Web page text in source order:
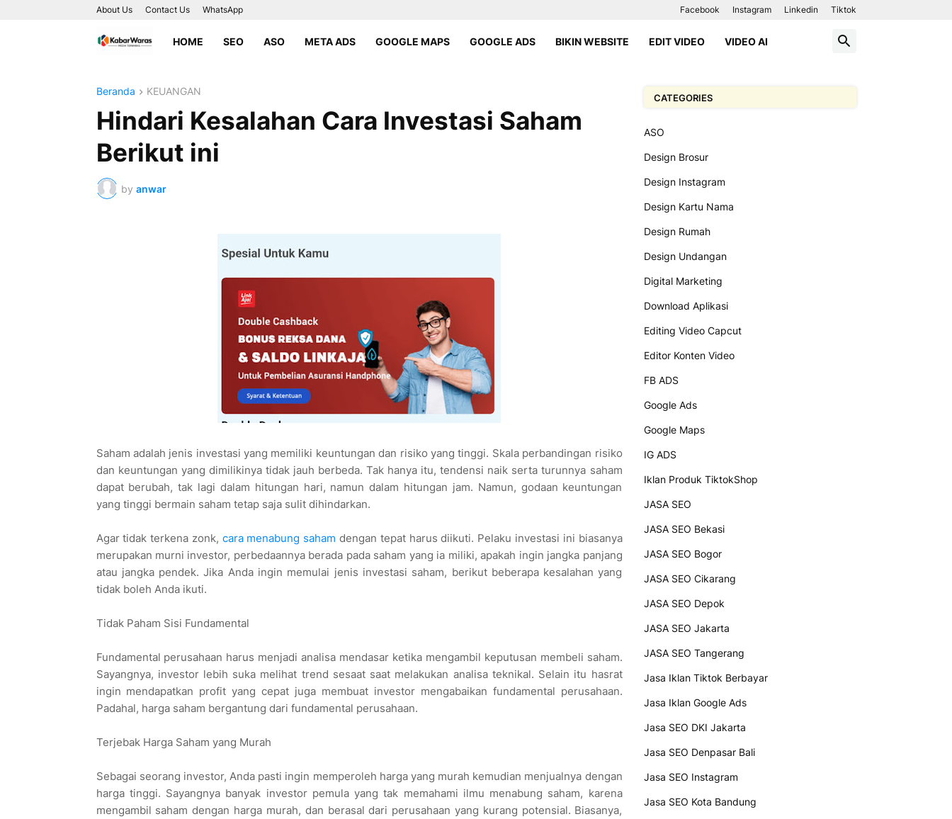
About Us Contact Us WhatsApp Facebook Instagram Linkedin Tiktok
HOME SEO ASO META ADS GOOGLE MAPS GOOGLE ADS BIKIN WEBSITE EDIT VIDEO VIDEO AI
Beranda KEUANGAN
Hindari Kesalahan Cara Investasi Saham
Berikut ini
by anwar
Saham adalah jenis investasi yang memiliki keuntungan dan risiko yang tinggi. Skala perbandingan risiko
dan keuntungan yang dimilikinya tidak jauh berbeda. Tak hanya itu, tendensi naik serta turunnya saham
dapat berubah, tak lagi dalam hitungan hari, namun dalam hitungan jam. Namun, godaan keuntungan
yang tinggi bermain saham tetap saja sulit dihindarkan.
Agar tidak terkena zonk, cara menabung saham dengan tepat harus diikuti. Pelaku investasi ini biasanya
merupakan murni investor, perbedaannya berada pada saham yang ia miliki, apakah ingin jangka panjang
atau jangka pendek. Jika Anda ingin memulai jenis investasi saham, berikut beberapa kesalahan yang
tidak boleh Anda ikuti.
Tidak Paham Sisi Fundamental
Fundamental perusahaan harus menjadi analisa mendasar ketika mengambil keputusan membeli saham.
Sayangnya, investor lebih suka melihat trend sesaat saat melakukan analisa teknikal. Selain itu hasrat
ingin mendapatkan profit yang cepat juga membuat investor mengabaikan fundamental perusahaan.
Padahal, harga saham bergantung dari fundamental perusahaan.
Terjebak Harga Saham yang Murah
Sebagai seorang investor, Anda pasti ingin memperoleh harga yang murah kemudian menjualnya dengan
harga tinggi. Sayangnya banyak investor pemula yang tak memahami ilmu menabung saham, karena
mengambil saham dengan harga murah, dan berasal dari perusahaan yang kurang potensial. Biasanya,
CATEGORIES
ASO
Design Brosur
Design Instagram
Design Kartu Nama
Design Rumah
Design Undangan
Digital Marketing
Download Aplikasi
Editing Video Capcut
Editor Konten Video
FB ADS
Google Ads
Google Maps
IG ADS
Iklan Produk TiktokShop
JASA SEO
JASA SEO Bekasi
JASA SEO Bogor
JASA SEO Cikarang
JASA SEO Depok
JASA SEO Jakarta
JASA SEO Tangerang
Jasa Iklan Tiktok Berbayar
Jasa Iklan Google Ads
Jasa SEO DKI Jakarta
Jasa SEO Denpasar Bali
Jasa SEO Instagram
Jasa SEO Kota Bandung